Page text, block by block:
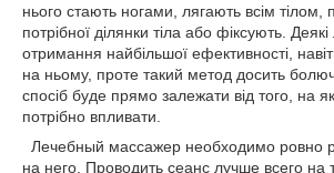
нього стають ногами, лягають всім тілом,
потрібної ділянки тіла або фіксують.
отримання найбільшої ефективності,
на ньому, проте такий метод досить
спосіб буде прямо залежати від того, на
потрібно впливати.
Лечебный массажер необходимо ровно
на него. Проводить сеанс лучше всего на